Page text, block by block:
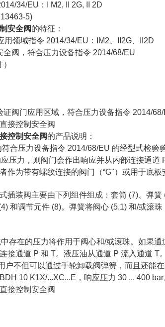
34/EU：I M2, II 2G, II 2D
5)
安全阀的特征：
用领域指令 2014/34/EU：IM2、II2G、II2D
全阀，符合压力设备指令 2014/68/EU
证阀门应用区域，符合压力设备指令 2014/68/
控制安全阀的产品说明：
合压力设备指令 2014/68/EU 的经型式检验
压力，则阀门会作出响应并从内部连接通
作为带有螺纹连接的阀门（“G"）或用于底板
插装阀主要由下列组件组成：套筒 (7)、弹
和调节元件 (8)。弹簧将阀心 (5.1) 和/或滚
存在的压力将作用于阀心和/或滚珠。如果
接通道 P 和 T。液压油从通道 P 流入通道
户不但可以通过手轮卸载阀弹簧，而且还能
10 K1X/...XC...E，响应压力 30 ... 400 bar